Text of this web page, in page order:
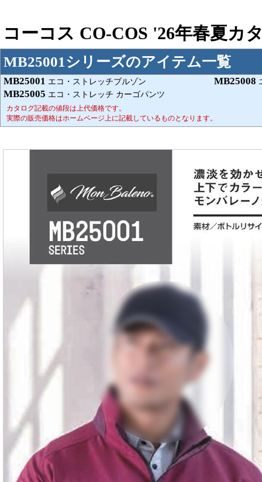
コーコス CO-COS '26年春夏カ
MB25001シリーズのアイテム一覧
MB25001 エコ・ストレッチブルゾン MB25008
MB25005 エコ・ストレッチ カーゴパンツ
カタログ記載の値段は上代価格です。
実際の販売価格はホームページ上に記載しているものとなります。